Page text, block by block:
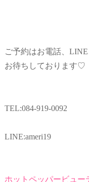
ご予約はお電話、
お待ちしております♡
TEL:084-919-0092
LINE:ameri19
ホットペッパービュー